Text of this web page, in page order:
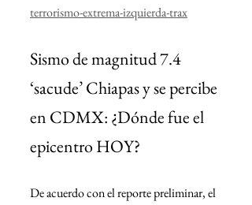
terrorismo-extrema-izquierda-trax
Sismo de magnitud 7.4
‘sacude’ Chiapas y se percibe
en CDMX: ¿Dónde fue el
epicentro HOY?
De acuerdo con el reporte preliminar, el